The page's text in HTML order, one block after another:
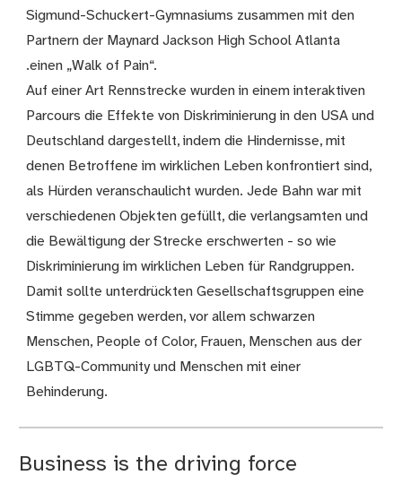
Sigmund-Schuckert-Gymnasiums zusammen mit den
Partnern der Maynard Jackson High School Atlanta
.einen „Walk of Pain“.
Auf einer Art Rennstrecke wurden in einem interaktiven
Parcours die Effekte von Diskriminierung in den USA und
Deutschland dargestellt, indem die Hindernisse, mit
denen Betroffene im wirklichen Leben konfrontiert sind,
als Hürden veranschaulicht wurden. Jede Bahn war mit
verschiedenen Objekten gefüllt, die verlangsamten und
die Bewältigung der Strecke erschwerten - so wie
Diskriminierung im wirklichen Leben für Randgruppen.
Damit sollte unterdrückten Gesellschaftsgruppen eine
Stimme gegeben werden, vor allem schwarzen
Menschen, People of Color, Frauen, Menschen aus der
LGBTQ-Community und Menschen mit einer
Behinderung.
Business is the driving force